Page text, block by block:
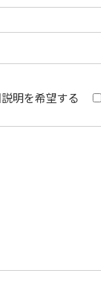
明を希望する